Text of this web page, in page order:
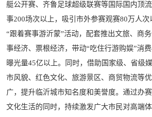
艇公开赛、齐鲁足球超级联赛等国际国内顶
事200场次以上，吸引市外参赛观赛80万人
“跟着赛事游沂蒙”活动，配套推出文旅、商
事经济、票根经济，带动“吃住行游购娱”消
曝光量45亿以上。同时，借助国家级、省级
市风貌、红色文化、旅游景区、商贸物流等
广，提升临沂城市知名度和美誉度。通过办
文化生活的同时，持续激发广大市民对高端